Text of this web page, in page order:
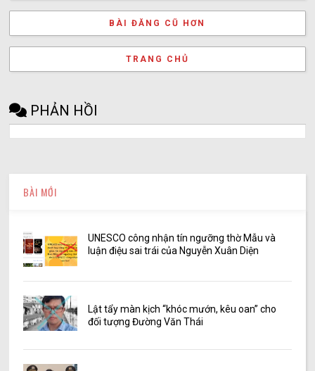
BÀI ĐĂNG CŨ HƠN
TRANG CHỦ
PHẢN HỒI
BÀI MỚI
UNESCO công nhận tín ngưỡng thờ Mẫu và
luận điệu sai trái của Nguyễn Xuân Diện
Lật tẩy màn kịch “khóc mướn, kêu oan” cho
đối tượng Đường Văn Thái